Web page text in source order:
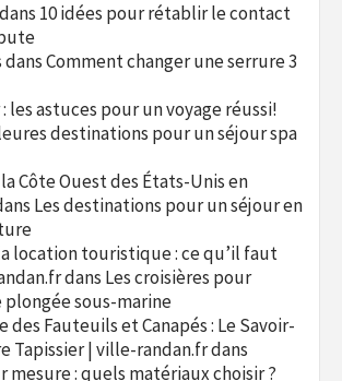
dans 10 idées pour rétablir le contact
dansComment changer une serrure 3
les astuces pour un voyage réussi!
destinations pour un séjour spa
Côte Ouest des États-Unis en
Les destinations pour un séjour en
location touristique : ce qu’il faut
dans Les croisières pour
plongée sous-marine
des Fauteuils et Canapés : Le Savoir-
Tapissier | ville-randan.frdans
mesure : quels matériaux choisir ?